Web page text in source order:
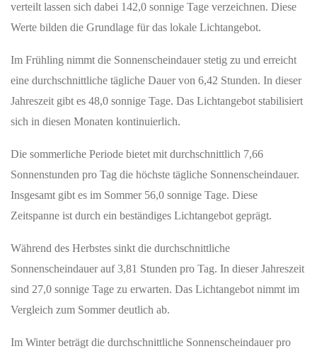
verteilt lassen sich dabei 142,0 sonnige Tage verzeichnen. Diese
Werte bilden die Grundlage für das lokale Lichtangebot.
Im Frühling nimmt die Sonnenscheindauer stetig zu und erreicht
eine durchschnittliche tägliche Dauer von 6,42 Stunden. In dieser
Jahreszeit gibt es 48,0 sonnige Tage. Das Lichtangebot stabilisiert
sich in diesen Monaten kontinuierlich.
Die sommerliche Periode bietet mit durchschnittlich 7,66
Sonnenstunden pro Tag die höchste tägliche Sonnenscheindauer.
Insgesamt gibt es im Sommer 56,0 sonnige Tage. Diese
Zeitspanne ist durch ein beständiges Lichtangebot geprägt.
Während des Herbstes sinkt die durchschnittliche
Sonnenscheindauer auf 3,81 Stunden pro Tag. In dieser Jahreszeit
sind 27,0 sonnige Tage zu erwarten. Das Lichtangebot nimmt im
Vergleich zum Sommer deutlich ab.
Im Winter beträgt die durchschnittliche Sonnenscheindauer pro